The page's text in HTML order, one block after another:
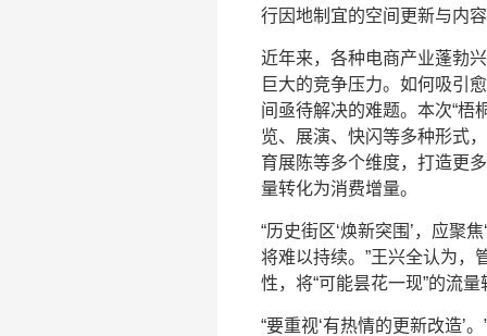
行因地制宜的空间更新与内
近年来，各种电商产业蓬勃
巨大的竞争压力。如何吸引
间亟待解决的难题。本次“梧
览、展演、快闪等多种形式
育展陈等多个维度，打造更
量转化为消费增量。
“历史街区‘焕新突围’，应聚
将难以持续。”王兴全认为，
性，将“可能昙花一现”的流
“要重视‘有热情的更新改造’